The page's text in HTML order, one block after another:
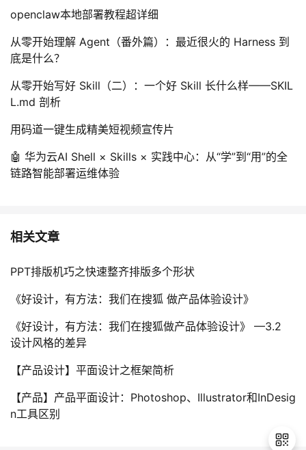
openclaw本地部署教程超详细
从零开始理解 Agent（番外篇）：最近很火的 Harness 到
底是什么？
从零开始写好 Skill（二）：一个好 Skill 长什么样——SKIL
L.md 剖析
用码道一键生成精美短视频宣传片
🤖 华为云AI Shell × Skills × 实践中心：从“学”到“用”的全
链路智能部署运维体验
相关文章
PPT排版机巧之快速整齐排版多个形状
《好设计，有方法：我们在搜狐 做产品体验设计》
《好设计，有方法：我们在搜狐做产品体验设计》 —3.2
设计风格的差异
【产品设计】平面设计之框架简析
【产品】产品平面设计：Photoshop、Illustrator和InDesig
n工具区别